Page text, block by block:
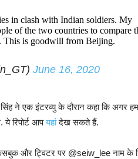
in clash with Indian soldiers. My
of the two countries to compare
This is goodwill from Beijing.
June 16, 2020
ने एक इंटरव्यु के दौरान कहा कि अगर
ये रिपोर्ट आपयहांदेख सकते हैं.
और ट्विटर पर @seiw_lee नाम के